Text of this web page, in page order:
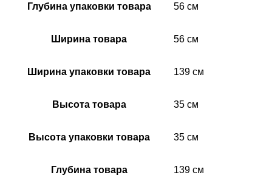
Глубина упаковки товара 56 см
Ширина товара 56 см
Ширина упаковки товара 139 см
Высота товара 35 см
Высота упаковки товара 35 см
Глубина товара 139 см